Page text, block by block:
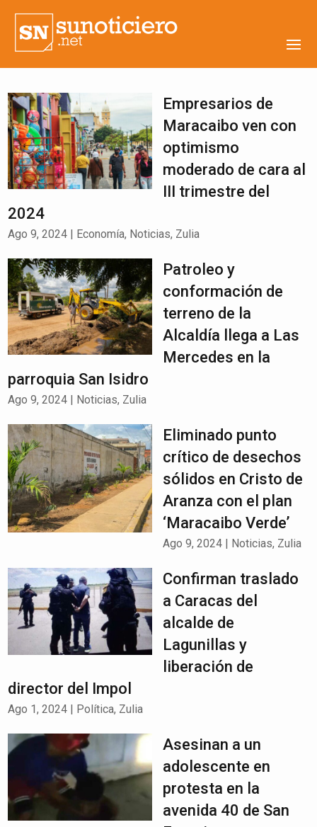
Empresarios de
Maracaibo ven con
optimismo
moderado de cara al
III trimestre del
2024
Ago 9, 2024 | Economía, Noticias, Zulia
Patroleo y
conformación de
terreno de la
Alcaldía llega a Las
Mercedes en la
parroquia San Isidro
Ago 9, 2024 | Noticias, Zulia
Eliminado punto
crítico de desechos
sólidos en Cristo de
Aranza con el plan
‘Maracaibo Verde’
Ago 9, 2024 | Noticias, Zulia
Confirman traslado
a Caracas del
alcalde de
Lagunillas y
liberación de
director del Impol
Ago 1, 2024 | Política, Zulia
Asesinan a un
adolescente en
protesta en la
avenida 40 de San